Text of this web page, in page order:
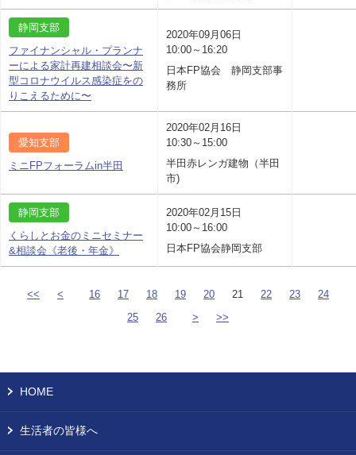
静岡支部
ファイナンシャル・プランナ
ーによる家計再建相談会〜新
型コロナウイルス感染症をの
りこえるために〜
2020年09月06日
10:00～16:20
日本FP協会 静岡支部事
務所
愛知支部
ミニFPフォーラムin半田
2020年02月16日
10:30～15:00
半田赤レンガ建物（半田
市)
静岡支部
くらしとお金のミニセミナー
&相談会《老後・年金》
2020年02月15日
10:00～16:00
日本FP協会静岡支部
<< < 16 17 18 19 20 21 22 23
24
25
26 > >>
HOME
生活者の皆様へ